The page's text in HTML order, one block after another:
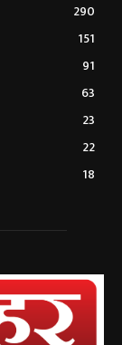
290
151
91
63
23
22
18